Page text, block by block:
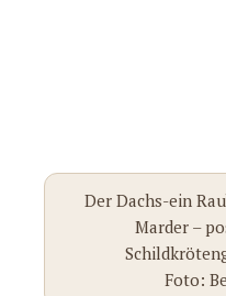
Der Dachs-ein
Marder –
Foto: